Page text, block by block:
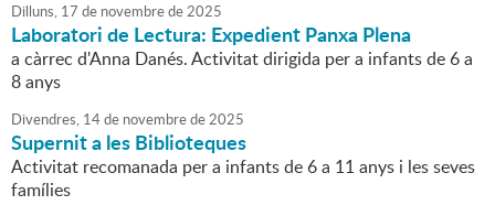
Dilluns, 17 de novembrede2025
Laboratori de Lectura: Expedient Panxa Plena
a càrrec d'Anna Danés. Activitat dirigida per a infants de 6 a
8 anys
Divendres, 14de novembrede2025
Supernit a les Biblioteques
Activitat recomanada per a infants de 6 a 11 anys i les seves
famílies